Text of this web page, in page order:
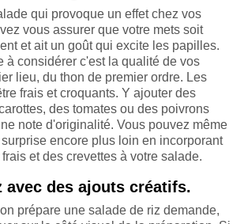
qui provoque un effet chez vos
vous assurer que votre mets soit
et ait un goût qui excite les papilles.
à considérer c'est la qualité de vos
lieu, du thon de premier ordre. Les
frais et croquants. Y ajouter des
des tomates ou des poivrons
note d'originalité. Vous pouvez même
encore plus loin en incorporant
et des crevettes à votre salade.
avec des ajouts créatifs.
prépare une salade de riz demande,